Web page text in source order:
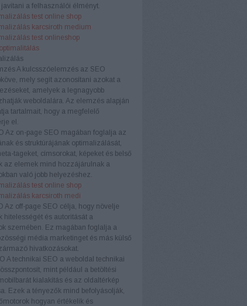
a felhasználói élményt.
test online shop
karcsiroth medium
test onlineshop
A kulcsszóelemzés az SEO
mely segít azonosítani azokat a
amelyek a legnagyobb
weboldalára. Az elemzés alapján
tartalmait, hogy a megfelelő
el.
Az on-page SEO magában foglalja az
és struktúrájának optimalizálását,
tageket, címsorokat, képeket és belső
az elemek mind hozzájárulnak a
való jobb helyezéshez.
test online shop
karcsiroth medi
Az off-page SEO célja, hogy növelje
hitelességét és autoritását a
szemében. Ez magában foglalja a
média marketinget és más külső
hivatkozásokat.
A technikai SEO a weboldal technikai
mint például a betöltési
kialakítás és az oldaltérkép
Ezek a tényezők mind befolyásolják,
hogyan értékelik és